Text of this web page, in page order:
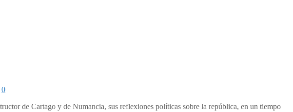
0
de Cartago y de Numancia, sus reflexiones políticas sobre la república, en un tiempo